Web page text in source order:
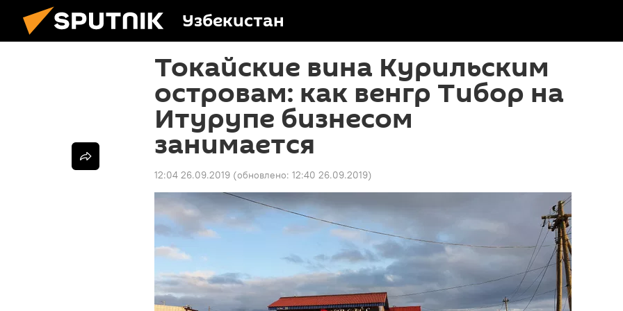
Узбекистан
Токайские вина Курильским
островам: как венгр Тибор на
Итурупе бизнесом
занимается
12:04 26.09.2019 (обновлено: 12:40 26.09.2019)